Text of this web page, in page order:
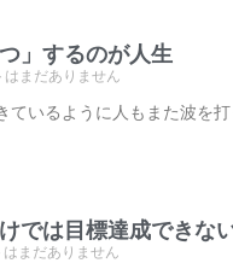
」するのが人生
はまだありません
ているように人もまた波を
では目標達成できな
はまだありません